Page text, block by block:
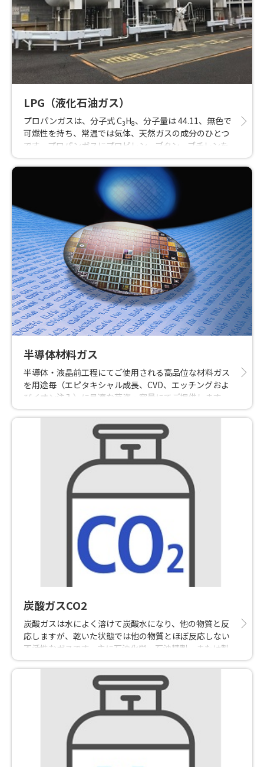
LPG（液化石油ガス）
プロパンガスは、分子式 C3H8、分子量は 44.11、無色で
可燃性を持ち、常温では気体、天然ガスの成分のひとつ
です。プロパンガスにプロピレン、ブタン、ブチレンを
混合して日本ではLPガスとして販売されています。LPガ
スは厨房用、給湯用、空調用、工業用などの様々な分野
で主に熱源として用いられています。LPガスは、酸性雨
の原因となる硫黄酸化物(SOx)の排出がほとんどないこと
と併せて、地球温暖化の原因といわれている二酸化炭素
の排出量も少ない地球にやさしいクリーンなエネルギー
です。
半導体材料ガス
半導体・液晶前工程にてご使用される高品位な材料ガス
を用途毎（エピタキシャル成長、CVD、エッチングおよ
びイオン注入）に最適な荷姿・容量にてご提供します。
炭酸ガスCO2
炭酸ガスは水によく溶けて炭酸水になり、他の物質と反
応しますが、乾いた状態では他の物質とほぼ反応しない
不活性なガスです。主に石油化学・石油精製、または製
鉄所などからの副生ガスを原料として、高純度の液化二
酸化炭素が得られます。生活面では炭酸水やドライアイ
スが身近な存在ですが、その他には鋳造用砂型の造形、
炭酸ガスの被包溶接、塗料、溶剤、消火剤、食品貯蔵、
殺菌ガスなどに利用されています。